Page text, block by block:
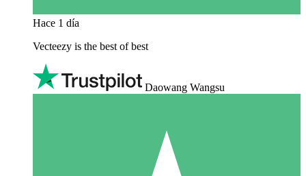
Hace 1 día
Vecteezy is the best of best
Daowang Wangsu